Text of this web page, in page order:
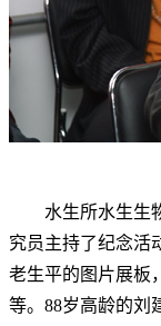
水生所水生生物
究员主持了纪念活
老生平的图片展板
等。88岁高龄的刘